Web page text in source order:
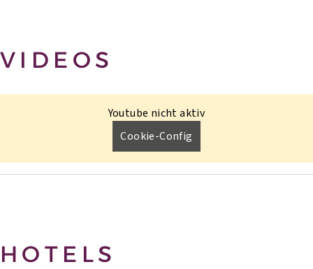
VIDEOS
Youtube nicht aktiv
Cookie-Config
HOTELS